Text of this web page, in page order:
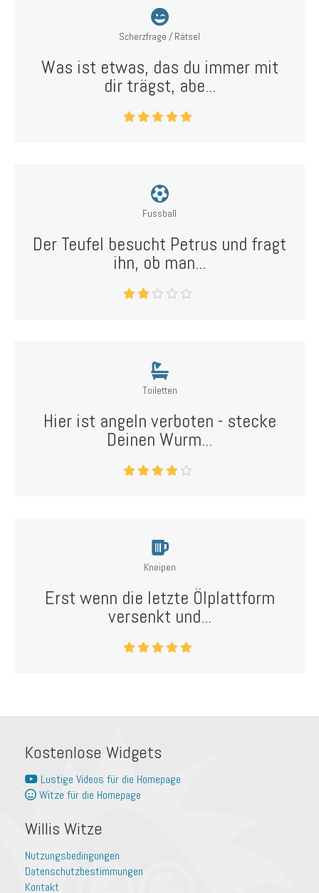
Scherzfrage / Rätsel
Was ist etwas, das du immer mit
dir trägst, abe...
Fussball
Der Teufel besucht Petrus und fragt
ihn, ob man...
Toiletten
Hier ist angeln verboten - stecke
Deinen Wurm...
Kneipen
Erst wenn die letzte Ölplattform
versenkt und...
Kostenlose Widgets
Lustige Videos für die Homepage
Witze für die Homepage
Willis Witze
Nutzungsbedingungen
Datenschutzbestimmungen
Kontakt